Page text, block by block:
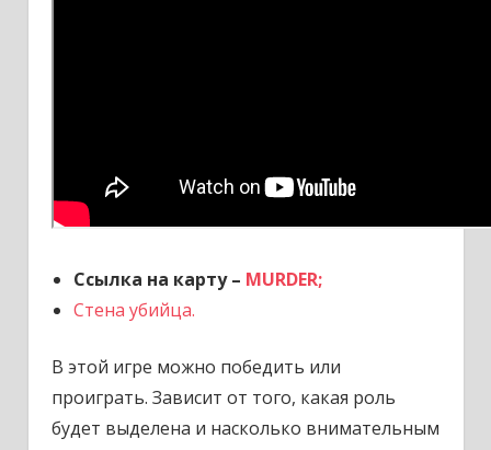
Ссылка на карту – MURDER;
Стена убийца.
В этой игре можно победить или
проиграть. Зависит от того, какая роль
будет выделена и насколько внимательным